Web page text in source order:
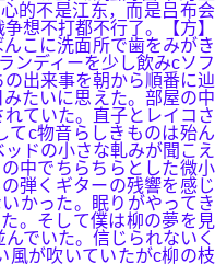
的不是江东，而是吕布会
想不打都不行了。【方】
こに洗面所で歯をみがき
ンディーを少し飲みcソフ
出来事を朝から順番に辿
たいに思えた。部屋の中
ていた。直子とレイコさ
てc物音らしきものは殆ん
ドの小さな軋みが聞こえ
中でちらちらとした微小
弾くギターの残響を感じ
かった。眠りがやってき
。そして僕は柳の夢を見
でいた。信じられないく
風が吹いていたがc柳の枝